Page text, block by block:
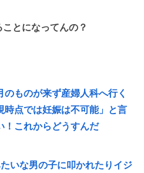
とになってんの？
のものが来ず産婦人科へ行く
時点では妊娠は不可能」と言
これからどうすんだ
いな男の子に叩かれたりイジ